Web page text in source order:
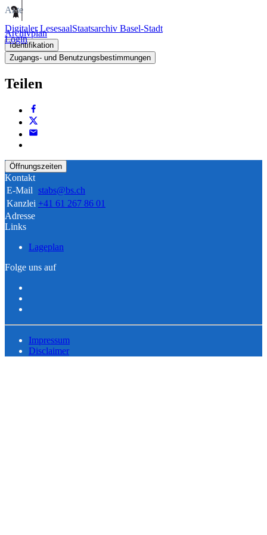
Digitaler LesesaalStaatsarchiv Basel-Stadt
Login
Akte
Archivplan
Identifikation
Zugangs- und Benutzungsbestimmungen
Teilen
Öffnungszeiten
Kontakt
E-Mail stabs@bs.ch
Kanzlei +41 61 267 86 01
Adresse
Links
Lageplan
Folge uns auf
Impressum
Disclaimer